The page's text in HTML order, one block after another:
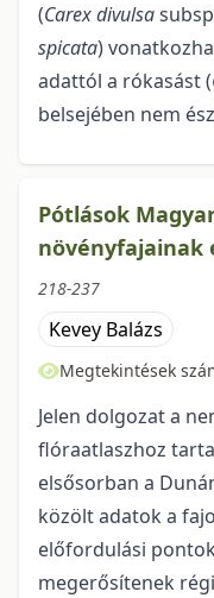
(Carex divulsa
spicata)
adattól a rókasást (
belsejében nem
Pótlások
növényfajainak
218-237
Kevey Balázs
Megtekintések
Jelen dolgozat a
flóraatlaszhoz
elsősorban a
közölt adatok a
előfordulási
megerősítenek